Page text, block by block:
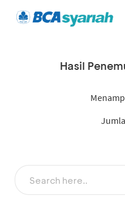
Hasil